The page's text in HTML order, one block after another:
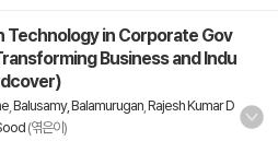
Technology in Corporate Gov
Business and Indu
Balusamy, Balamurugan Rajesh Kumar D
(엮은이)